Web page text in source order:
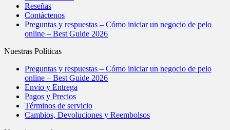
Reseñas
Contáctenos
Preguntas y respuestas – Cómo iniciar un negocio de pelo
online – Best Guide 2026
Nuestras Políticas
Preguntas y respuestas – Cómo iniciar un negocio de pelo
online – Best Guide 2026
Envío y Entrega
Pagos y Precios
Términos de servicio
Cambios, Devoluciones y Reembolsos